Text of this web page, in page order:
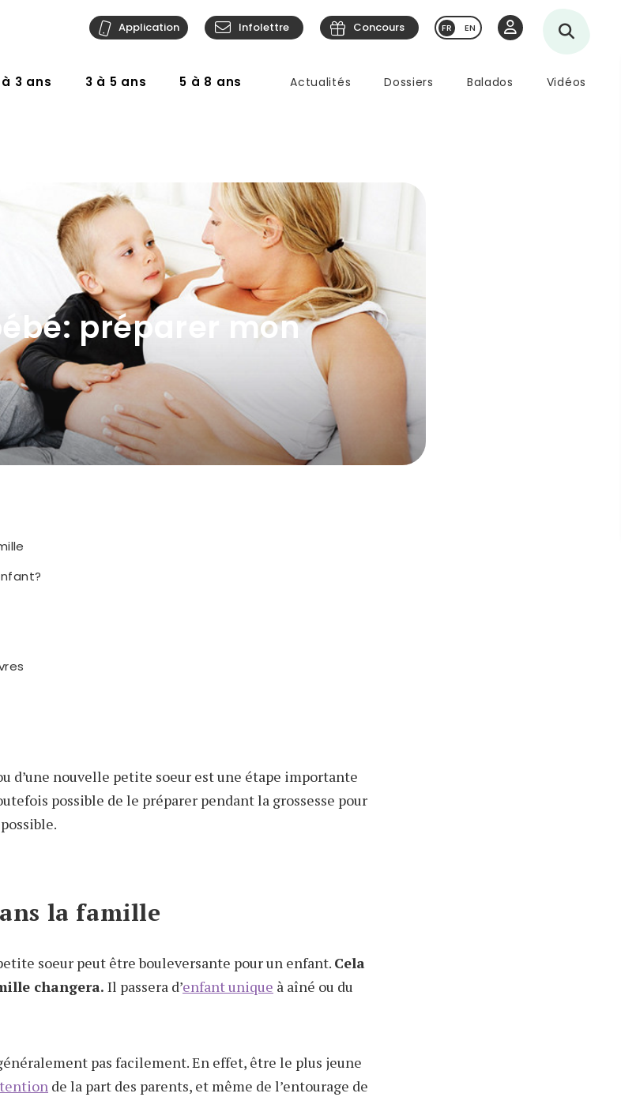
à 3 ans 3 à 5 ans 5 à 8 ans Actualités Dossiers Balados Vidéos
Application Infolettre Concours EN
préparer mon
d’une nouvelle petite soeur est une étape importante
possible de le préparer pendant la grossesse pour
la famille
soeur peut être bouleversante pour un enfant. Cela
changera. Il passera d’enfant unique à aîné ou du
pas facilement. En effet, être le plus jeune
de la part des parents, et même de l’entourage de